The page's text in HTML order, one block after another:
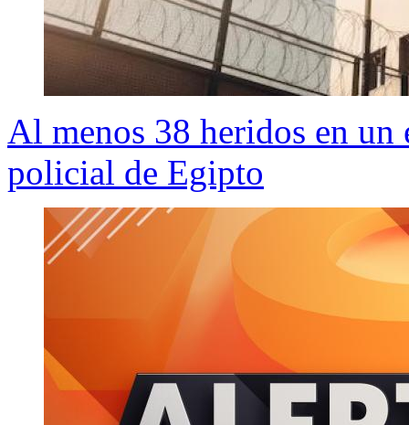
Al menos 38 heridos en
policial de Egipto